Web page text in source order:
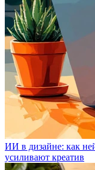
ИИ в дизайне: как
усиливают креатив